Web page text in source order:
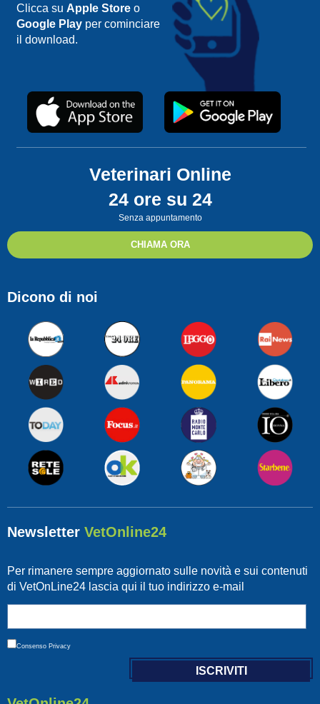
Clicca su Apple Storeo
Google Playper cominciare
il download.
Veterinari Online
24 ore su 24
Senza appuntamento
CHIAMA ORA
Dicono di noi
Newsletter VetOnline24
Per rimanere sempre aggiornato sulle novità e sui contenuti
di VetOnLine24 lascia qui il tuo indirizzo e-mail
Consenso Privacy